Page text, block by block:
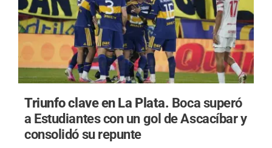
Triunfo clave en La Plata. Boca superó
a Estudiantes con un gol de Ascacíbar y
consolidó su repunte